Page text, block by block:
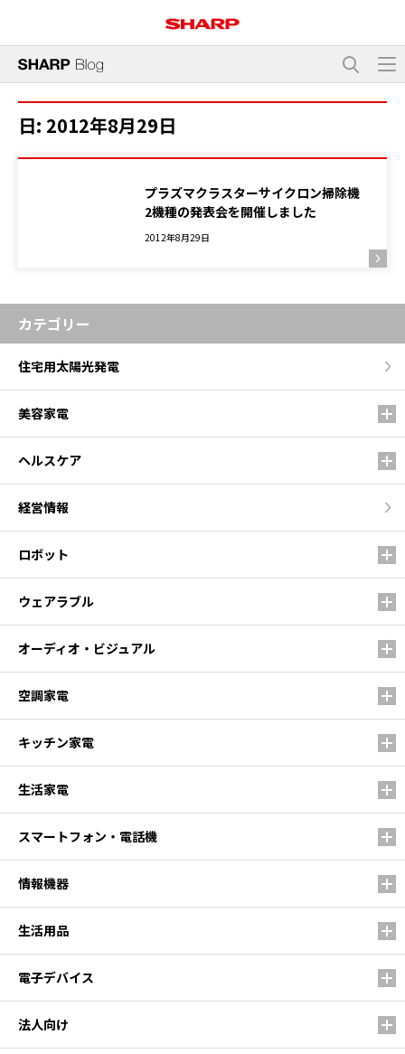
日: 2012年8月29日
プラズマクラスターサイクロン掃除機
2機種の発表会を開催しました
2012年8月29日
カテゴリー
住宅用太陽光発電
美容家電
ヘルスケア
経営情報
ロボット
ウェアラブル
オーディオ・ビジュアル
空調家電
キッチン家電
生活家電
スマートフォン・電話機
情報機器
生活用品
電子デバイス
法人向け